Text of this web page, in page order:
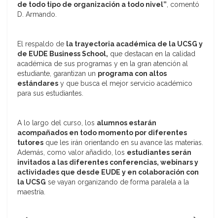
de todo tipo de organización a todo nivel” , comentó
D. Armando.
El respaldo de la trayectoria académica de la UCSG y
de EUDE Business School, que destacan en la calidad
académica de sus programas y en la gran atención al
estudiante, garantizan un programa con altos
estándares y que busca el mejor servicio académico
para sus estudiantes.
A lo largo del curso, los alumnos estarán
acompañados en todo momento por diferentes
tutores que les irán orientando en su avance las materias.
Además, como valor añadido, los estudiantes serán
invitados a las diferentes conferencias, webinars y
actividades que desde EUDE y en colaboración con
la UCSG se vayan organizando de forma paralela a la
maestría.